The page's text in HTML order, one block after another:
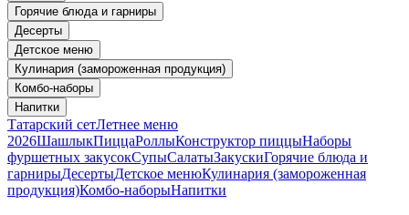
Горячие блюда и гарниры
Десерты
Детское меню
Кулинария (замороженная продукция)
Комбо-наборы
Напитки
Татарский сетЛетнее меню
2026ШашлыкПиццаРоллыКонструктор пиццыНаборы
фуршетных закусокСупыСалатыЗакускиГорячие блюда и
гарнирыДесертыДетское менюКулинария (замороженная
продукция)Комбо-наборыНапитки